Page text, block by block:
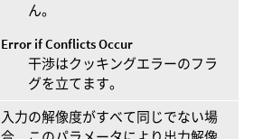
ん。
Error if Conflicts Occur
干渉はクッキングエラーのフラ
グを立てます。
入力の解像度がすべて同じでない場